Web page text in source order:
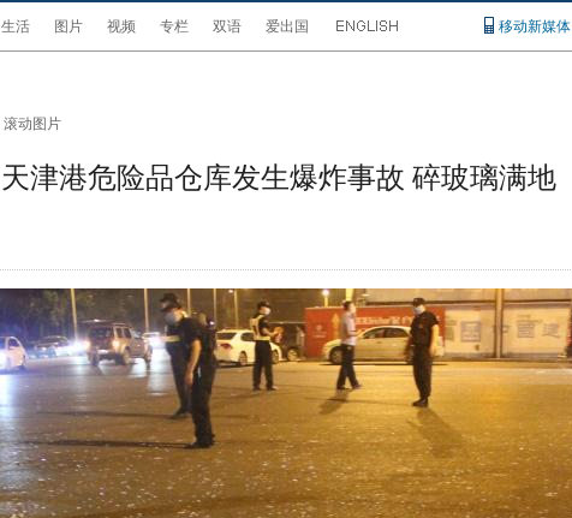
生活 图片 视频 专栏 双语 爱出国 移动新媒体
滚动图片
天津港危险品仓库发生爆炸事故 碎玻璃满地